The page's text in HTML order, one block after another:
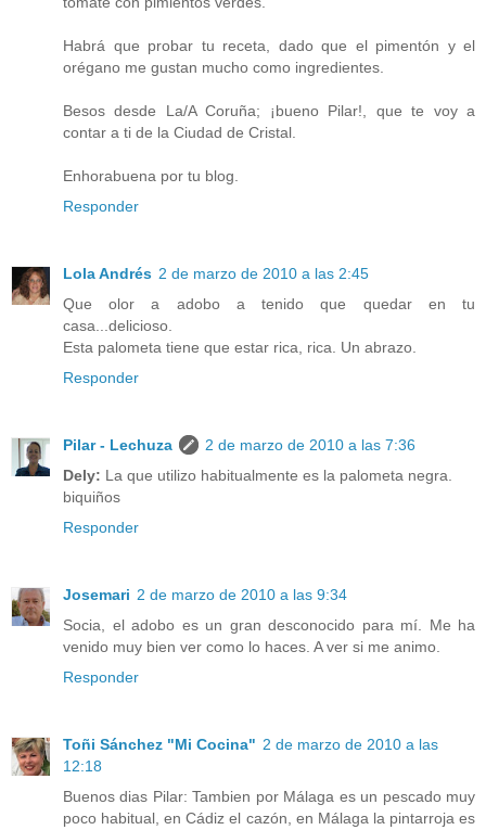
Habrá que probar tu receta, dado que el pimentón y el
orégano me gustan mucho como ingredientes.
Besos desde La/A Coruña; ¡bueno Pilar!, que te voy a
contar a ti de la Ciudad de Cristal.
Enhorabuena por tu blog.
Responder
Lola Andrés 2 de marzo de 2010 a las 2:45
Que olor a adobo a tenido que quedar en tu
casa...delicioso.
Esta palometa tiene que estar rica, rica. Un abrazo.
Responder
Pilar - Lechuza
2 de marzo de 2010 a las 7:36
Dely: La que utilizo habitualmente es la palometa negra.
biquiños
Responder
Josemari 2 de marzo de 2010 a las 9:34
Socia, el adobo es un gran desconocido para mí. Me ha
venido muy bien ver como lo haces. A ver si me animo.
Responder
Toñi Sánchez "Mi Cocina" 2 de marzo de 2010 a las
12:18
Buenos dias Pilar: Tambien por Málaga es un pescado muy
poco habitual, en Cádiz el cazón, en Málaga la pintarroja es